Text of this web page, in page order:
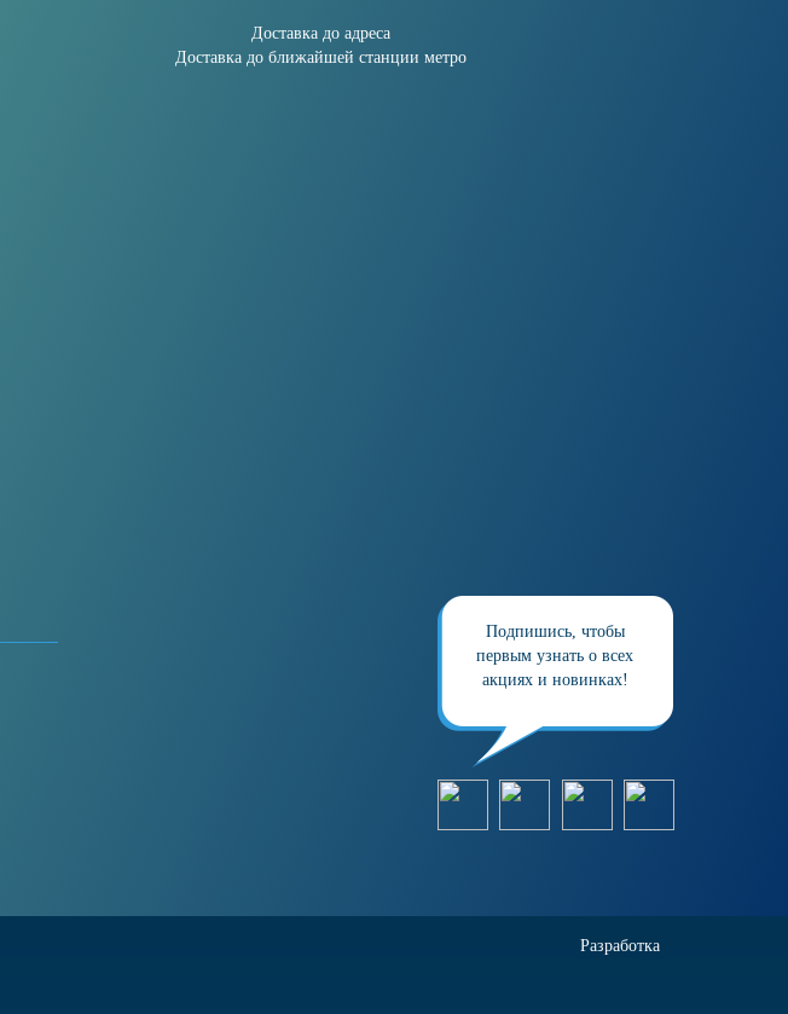
Доставка до адреса
Доставка до ближайшей станции метро
Подпишись, чтобы
первым узнать о всех
акциях и новинках!
Разработка